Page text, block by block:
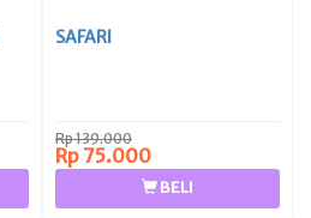
SAFARI
Rp 139.000
Rp 75.000
BELI